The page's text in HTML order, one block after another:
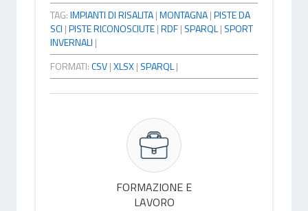
TAG:IMPIANTI DI RISALITA|MONTAGNA|PISTE DA
SCI |PISTE RICONOSCIUTE|RDF| SPARQL| SPORT
INVERNALI |
FORMATI:CSV|XLSX| SPARQL|
FORMAZIONE E
LAVORO